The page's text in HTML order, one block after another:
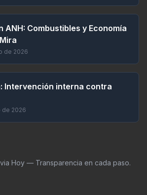
ANH: Combustibles y Economía
de 2026
Intervención interna contra
de 2026
Hoy — Transparencia en cada paso.